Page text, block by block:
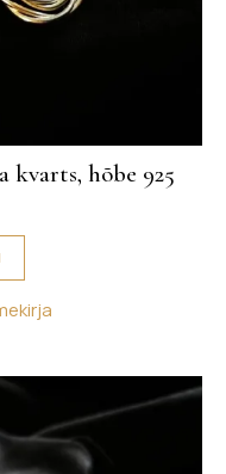
kvarts, hõbe 925